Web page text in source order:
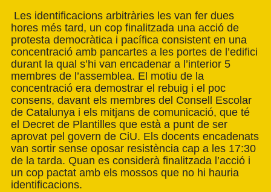
Les identificacions arbitràries les van fer dues
hores més tard, un cop finalitzada una acció de
protesta democràtica i pacífica consistent en una
concentració amb pancartes a les portes de l’edifici
durant la qual s’hi van encadenar a l’interior 5
membres de l’assemblea. El motiu de la
concentració era demostrar el rebuig i el poc
consens, davant els membres del Consell Escolar
de Catalunya i els mitjans de comunicació, que té
el Decret de Plantilles que està a punt de ser
aprovat pel govern de CiU. Els docents encadenats
van sortir sense oposar resistència cap a les 17:30
de la tarda. Quan es considerà finalitzada l’acció i
un cop pactat amb els mossos que no hi hauria
identificacions.